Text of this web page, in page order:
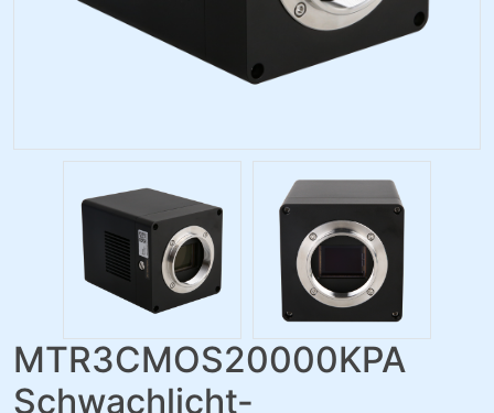
MTR3CMOS20000KPA
Schwachlicht-